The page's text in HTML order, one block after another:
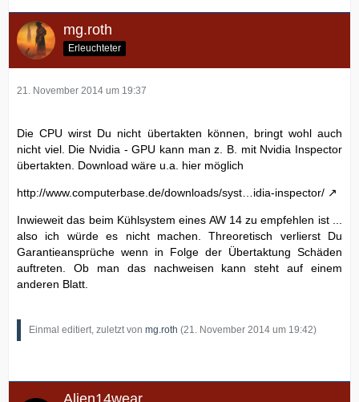
mg.roth
Erleuchteter
21. November 2014 um 19:37
Die CPU wirst Du nicht übertakten können, bringt wohl auch
nicht viel. Die Nvidia - GPU kann man z. B. mit Nvidia Inspector
übertakten. Download wäre u.a. hier möglich
http://www.computerbase.de/downloads/syst…idia-inspector/
Inwieweit das beim Kühlsystem eines AW 14 zu empfehlen ist ...
also ich würde es nicht machen. Threoretisch verlierst Du
Garantieansprüche wenn in Folge der Übertaktung Schäden
auftreten. Ob man das nachweisen kann steht auf einem
anderen Blatt.
Einmal editiert, zuletzt von mg.roth (21. November 2014 um 19:42)